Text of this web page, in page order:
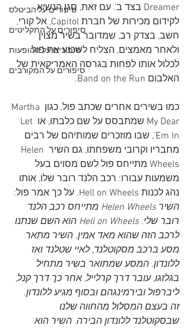
סיפורים על הביטלס
סיפורים על התקליטים
סיפורים על ההופעות
סיפורים על המקורבים
Dreamer בצד ב'. עם זאת, סגן הנשיא
לקידום מכירות של חברת Capitol, אל קורי,
חשב, בצדק רב, שמדובר בשיר מצוין
ולאחר מאמצים, הצליח לשכנע את פול
לכלול אותו לפחות בגרסה האמריקאית של
האלבום Band on the Run.
כמו בשירים אחרים שכתב פול, כגון Martha
My Dear שמתבסס על שם כלבתו, או Let
'Em In, שבו מוזכרים שמותיהם של רבים
מחבריו וקרובי משפחתו, גם השיר Helen
Wheels מתייחס פול לשם מסוים בעל
משמעות עבורו: רכב הלנד רובר שלו, אותו
נהג לכנות Hell on Wheels. על כך אמר פול:
השיר Helen Wheels מתייחס רכב הלנד
רובר שלי. Hell on Wheels הוא השם שנתנו
לרכב הזה שהוא מאד אמין. השיר מתאר
מסע ברכב מסקוטלנד, לאיי שטלנד ואז
ללונדון. המסע שמתואר בשיר מתחיל
בגלזגו, עובר דרך קרלייל, אחר כך דרך קנל,
ליברפול ובירמינגהם ובסוף מגיע ללונדון.
זה בעצם המסלול מהחווה שלנו
שבסקוטלנד ללונדון הבירה. השיר הוא